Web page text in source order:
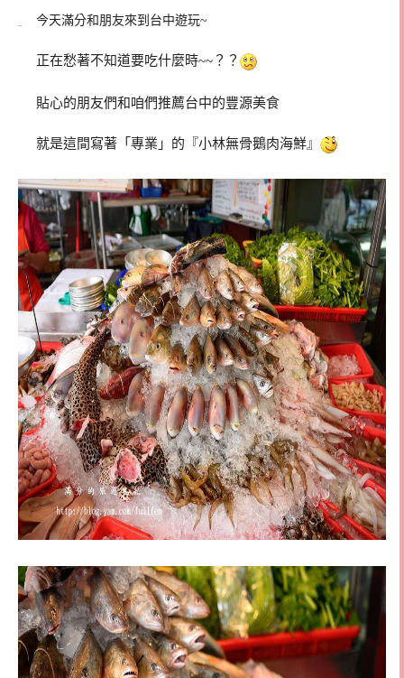
今天滿分和朋友來到台中遊玩~
正在愁著不知道要吃什麼時~~？？
貼心的朋友們和咱們推薦台中的豐源美食
就是這間寫著「專業」的『小林無骨鵝肉海鮮』